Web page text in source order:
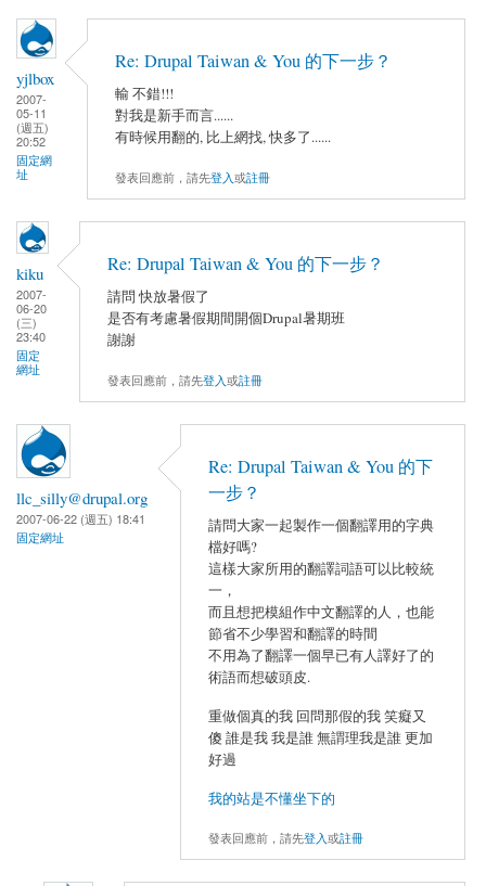
yjlbox
2007-
05-11
(週五)
20:52
固定網
址
Re: Drupal Taiwan & You 的下一步？
輸 不錯!!!
對我是新手而言......
有時候用翻的, 比上網找, 快多了......
發表回應前，請先登入或註冊
kiku
2007-
06-20
(三)
23:40
固定
網址
Re: Drupal Taiwan & You 的下一步？
請問 快放暑假了
是否有考慮暑假期間開個Drupal暑期班
謝謝
發表回應前，請先登入或註冊
llc_silly@drupal.org
2007-06-22 (週五) 18:41
固定網址
Re: Drupal Taiwan & You 的下
一步？
請問大家一起製作一個翻譯用的字典
檔好嗎?
這樣大家所用的翻譯詞語可以比較統
一，
而且想把模組作中文翻譯的人，也能
節省不少學習和翻譯的時間
不用為了翻譯一個早已有人譯好了的
術語而想破頭皮.
重做個真的我 回問那假的我 笑癡又
傻 誰是我 我是誰 無謂理我是誰 更加
好過
我的站是不懂坐下的
發表回應前，請先登入或註冊